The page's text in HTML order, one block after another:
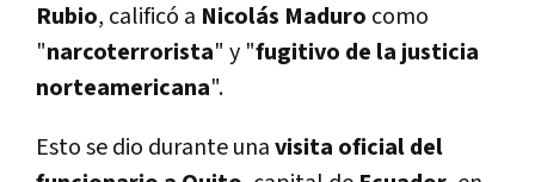
Rubio, calificó a Nicolás Maduro como
"narcoterrorista" y "fugitivo de la justicia
norteamericana".
Esto se dio durante unavisita oficial del